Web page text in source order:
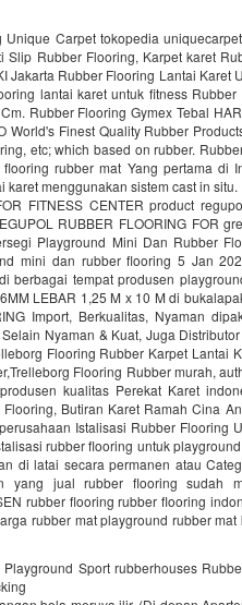
Carpet tokopedia
Rubber Flooring, Karpet karet
Rubber Flooring Lantai Karet
lantai karet untuk fitness
Rubber Flooring Gymex Tebal
World's Finest Quality Rubber
etc; which based on rubber.
rubber mat Yang pertama di
menggunakan sistem cast in
FITNESS CENTER product
RUBBER FLOORING FOR
Playground Mini Dan Rubber
mini dan rubber flooring 5 Jan
berbagai tempat produsen
LEBAR 1,25 M x 10 M di
Import, Berkualitas, Nyaman
Nyaman & Kuat, Juga
Flooring Rubber Karpet Lantai
Flooring Rubber murah,
kualitas Perekat Karet
Butiran Karet Ramah Cina
Istalisasi Rubber Flooring
rubber flooring untuk
di latai secara permanen atau
yang jual rubber flooring sudah
rubber flooring rubber flooring
rubber mat playground rubber mat
Sport rubberhouses